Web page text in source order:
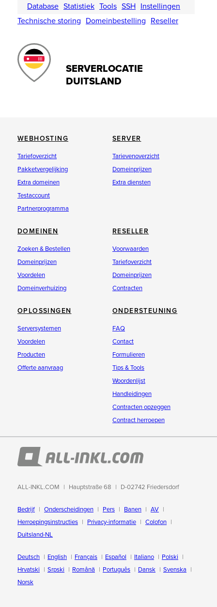
Database Statistiek Tools SSH Instellingen
Technische storing Domeinbestelling Reseller
SERVERLOCATIE
DUITSLAND
WEBHOSTING
Tariefoverzicht
Pakketvergelijking
Extra domeinen
Testaccount
Partnerprogramma
SERVER
Tarievenoverzicht
Domeinprijzen
Extra diensten
DOMEINEN
Zoeken & Bestellen
Domeinprijzen
Voordelen
Domeinverhuizing
RESELLER
Voorwaarden
Tariefoverzicht
Domeinprijzen
Contracten
OPLOSSINGEN
Serversystemen
Voordelen
Producten
Offerte aanvraag
ONDERSTEUNING
FAQ
Contact
Formulieren
Tips & Tools
Woordenlijst
Handleidingen
Contracten opzeggen
Contract herroepen
ALL-INKL.COM Hauptstraße 68 D-02742 Friedersdorf
Bedrijf Onderscheidingen Pers Banen
AV
Herroepingsinstructies
Privacy-informatie
Colofon
Duitsland-NL
Deutsch English Français Español Italiano
Polski
Hrvatski
Srpski Română Português Dansk
Svenska
Norsk